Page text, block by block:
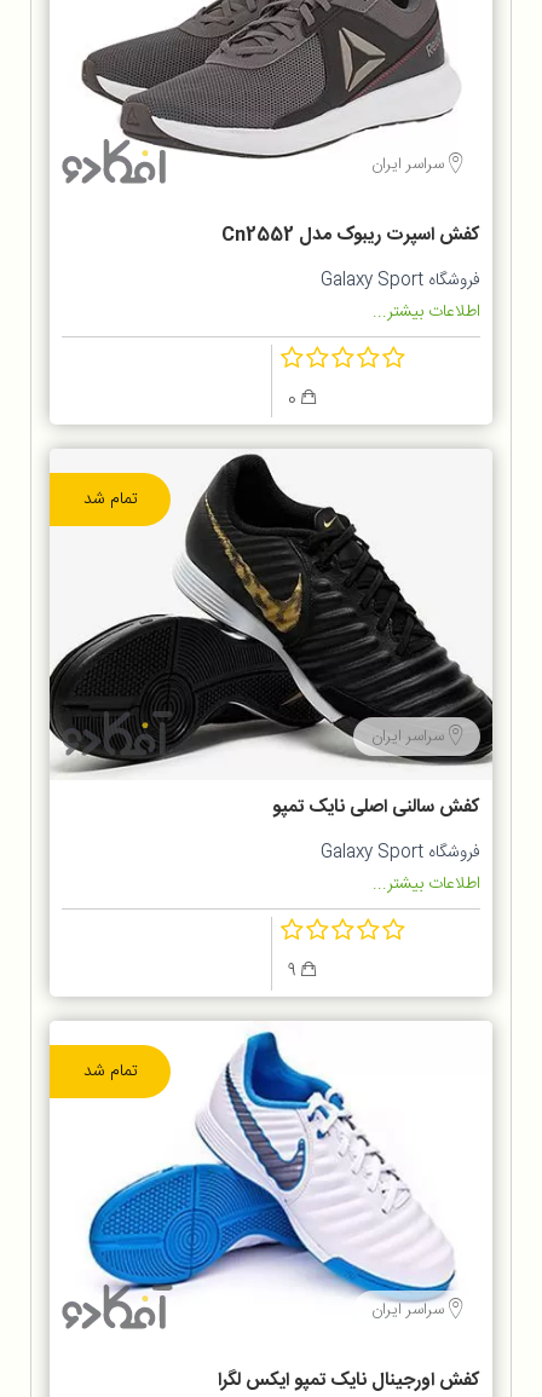
سراسر ایران
کفش اسپرت ریبوک مدل Cn2552
فروشگاه Galaxy Sport
اطلاعات بیشتر...
تمام شد
سراسر ایران
کفش سالنی اصلی نایک تمپو
فروشگاه Galaxy Sport
اطلاعات بیشتر...
تمام شد
سراسر ایران
کفش اورجینال نایک تمپو ایکس لگرا